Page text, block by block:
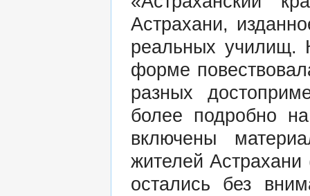
Астрахани,
реальных училищ.
форме
разных
более подробно
включены
жителей Астрахани
остались без